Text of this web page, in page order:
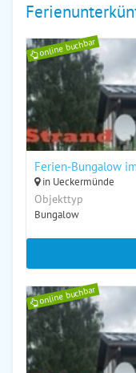
online buchbar
Ferien-Bungalow
in Ueckermünde
Objekttyp
Bungalow
online buchbar